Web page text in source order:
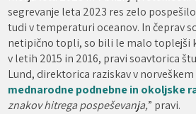
segrevanje leta 2023 res zelo
tudi v temperaturi oceanov. In čeprav
netipično topli, so bili le malo toplejši
v letih 2015 in 2016, pravi soavtorica
Lund, direktorica raziskav v norveškem
mednarodne podnebne in okoljske
znakov hitrega pospeševanja,” pravi.